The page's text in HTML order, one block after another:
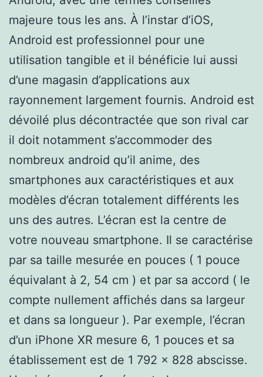
majeure tous les ans. À l’instar d’iOS,
Android est professionnel pour une
utilisation tangible et il bénéficie lui aussi
d’une magasin d’applications aux
rayonnement largement fournis. Android est
dévoilé plus décontractée que son rival car
il doit notamment s’accommoder des
nombreux android qu’il anime, des
smartphones aux caractéristiques et aux
modèles d’écran totalement différents les
uns des autres. L’écran est la centre de
votre nouveau smartphone. Il se caractérise
par sa taille mesurée en pouces ( 1 pouce
équivalant à 2, 54 cm ) et par sa accord ( le
compte nullement affichés dans sa largeur
et dans sa longueur ). Par exemple, l’écran
d’un iPhone XR mesure 6, 1 pouces et sa
établissement est de 1 792 x 828 abscisse.